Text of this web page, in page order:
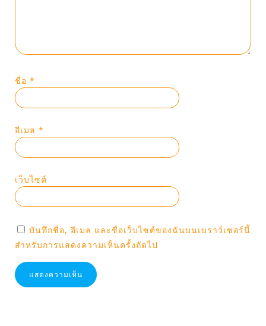
ชื่อ *
อีเมล *
เว็บไซต์
บันทึกชื่อ, อีเมล และชื่อเว็บไซต์ของฉันบนเบราว์เซอร์นี้
สำหรับการแสดงความเห็นครั้งถัดไป